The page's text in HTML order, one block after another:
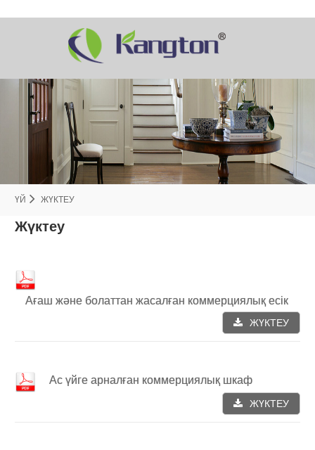
ҮЙ ЖҮКТЕУ
Жүктеу
Ағаш және болаттан жасалған коммерциялық есік
ЖҮКТЕУ
Ас үйге арналған коммерциялық шкаф
ЖҮКТЕУ